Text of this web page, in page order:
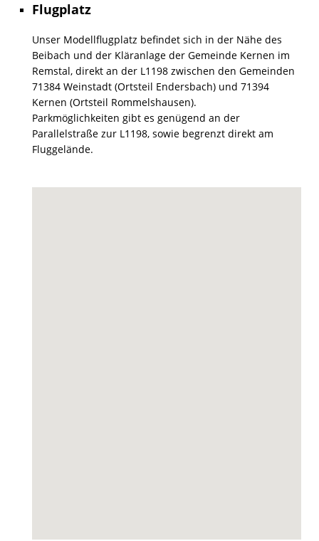
Flugplatz
Unser Modellflugplatz befindet sich in der Nähe des
Beibach und der Kläranlage der Gemeinde Kernen im
Remstal, direkt an der L1198 zwischen den Gemeinden
71384 Weinstadt (Ortsteil Endersbach) und 71394
Kernen (Ortsteil Rommelshausen).
Parkmöglichkeiten gibt es genügend an der
Parallelstraße zur L1198, sowie begrenzt direkt am
Fluggelände.